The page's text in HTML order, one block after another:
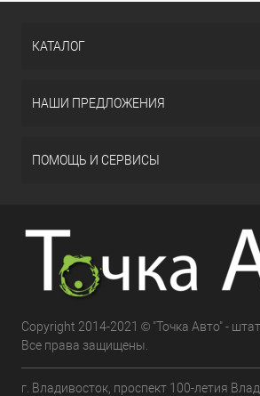
КАТАЛОГ
НАШИ ПРЕДЛОЖЕНИЯ
ПОМОЩЬ И СЕРВИСЫ
Copyright 2014-2021 © "Точка Авто" -
Все права защищены.
г. Владивосток, проспект 100-летия